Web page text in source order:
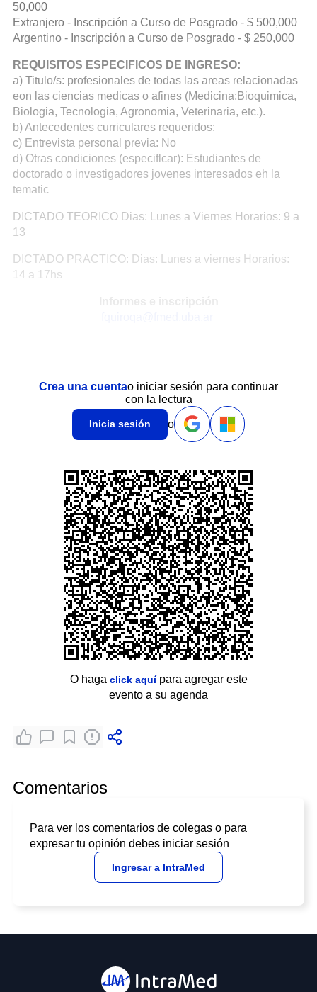
50,000
Extranjero - Inscripción a Curso de Posgrado - $ 500,000
Argentino - Inscripción a Curso de Posgrado - $ 250,000
REQUISITOS ESPECIFICOS DE INGRESO:
a) Titulo/s: profesionales de todas las areas relacionadas
eon las ciencias medicas o afines (Medicina;Bioquimica,
Biologia, Tecnologia, Agronomia, Veterinaria, etc.).
b) Antecedentes curriculares requeridos:
c) Entrevista personal previa: No
d) Otras condiciones (especiflcar): Estudiantes de
doctorado o investigadores jovenes interesados eh la
tematic
DICTADO TEORICO Dias: Lunes a Viernes Horarios: 9 a
13
DICTADO PRACTICO: Dias: Lunes a viernes Horarios:
14 a 17hs
Crea una cuentao iniciar sesión para continuar
con la lectura
Inicia sesión o
O haga click aquípara agregar este
evento a su agenda
Comentarios
Para ver los comentarios de colegas o para
expresar tu opinión debes iniciar sesión
Ingresar a IntraMed